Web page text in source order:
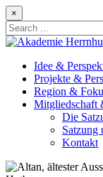
Skip
to
content
×
Search
for:
Idee &
Projekte &
Region &
Mitgliedschaft
Die
Satzung
Kontakt